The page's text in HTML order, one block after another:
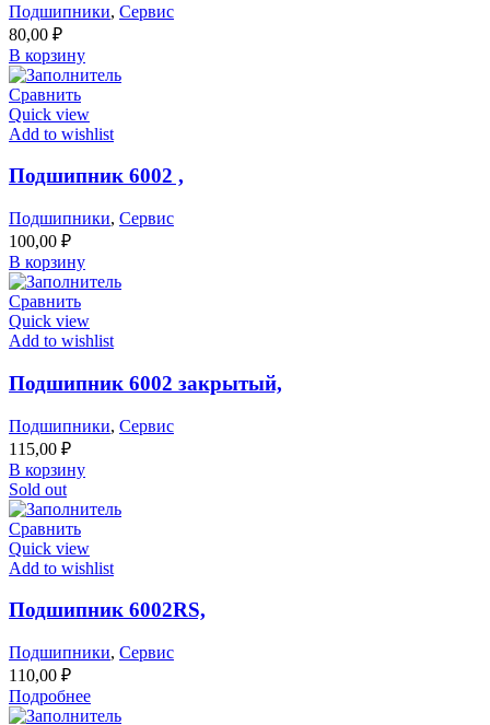
Подшипники, Сервис
80,00 ₽
В корзину
Сравнить
Quick view
Add to wishlist
Подшипник 6002 ,
Подшипники, Сервис
100,00 ₽
В корзину
Сравнить
Quick view
Add to wishlist
Подшипник 6002 закрытый,
Подшипники, Сервис
115,00 ₽
В корзину
Sold out
Сравнить
Quick view
Add to wishlist
Подшипник 6002RS,
Подшипники, Сервис
110,00 ₽
Подробнее